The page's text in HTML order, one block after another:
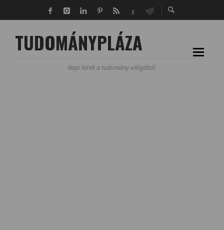
TUDOMÁNYPLÁZA
Napi hírek a tudomány világából.